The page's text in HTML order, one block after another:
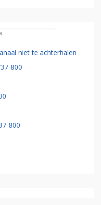
niet te achterhalen
800
800